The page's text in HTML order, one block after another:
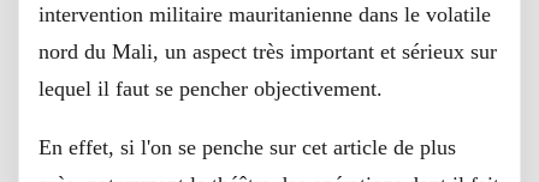
intervention militaire mauritanienne dans le volatile
nord du Mali, un aspect très important et sérieux sur
lequel il faut se pencher objectivement.
En effet, si l'on se penche sur cet article de plus